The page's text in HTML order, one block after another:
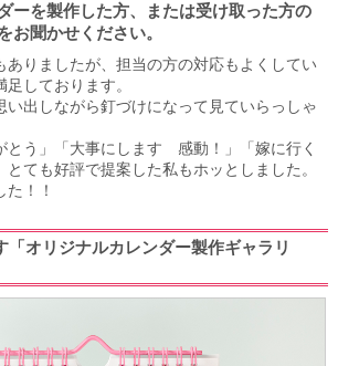
ーを製作した方、または受け取った方の
お聞かせください。
ありましたが、担当の方の対応もよくしてい
しております。
い出しながら釘づけになって見ていらっしゃ
とう」「大事にします 感動！」「嫁に行く
も好評で提案した私もホッとしました。
！！
「オリジナルカレンダー製作ギャラリ